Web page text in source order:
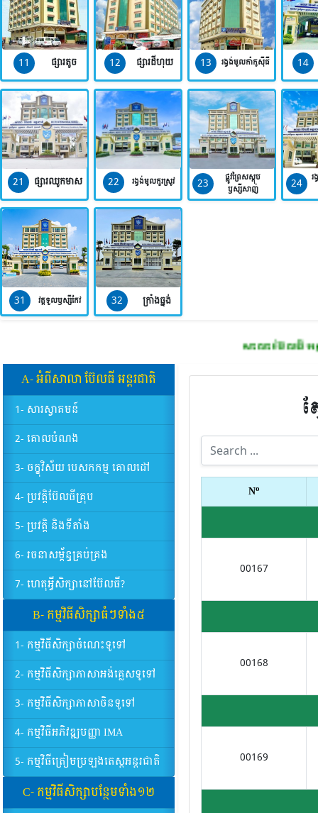
11 ផ្សារតូច 12 ផ្សារដីហុយ 13 រង្វង់មូលកាំកូស៊ីធី 14
21 ផ្សារឈូកមាស 22 រង្វង់មូលកួរស្រូវ 23
ផ្លូវព្រៃសស្តុប
ឫស្សីសាញ់
24 រ
31 វត្តទួលឫស្សីកែវ 32 ក្រាំងធ្នង់
សាលា​ ប៊ែលធី អន្តរជាតិ
A- អំពីសាលា​ ប៊ែលធី​ អន្តរជាតិ
1- សារស្វាគមន៍
2- គោលបំណង
3- ចក្ខុវិស័យ បេសកកម្ម គោលដៅ
4- ប្រវត្តិប៊ែលធីគ្រុប
5- ប្រវត្តិ និងទីតាំង
6- រចនាសម្ព័ន្ធគ្រប់គ្រង
7- ហេតុអ្វីសិក្សានៅប៊ែលធី?
B- កម្មវិធីសិក្សាធំៗទាំង៥
1- កម្មវិធីសិក្សាចំណេះទូទៅ
2- កម្មវិធីសិក្សាភាសាអង់គ្លេសទូទៅ
3- កម្មវិធីសិក្សាភាសាចិនទូទៅ
4- កម្មវិធីអភិវឌ្ឍបញ្ញា IMA
5- កម្មវិធីត្រៀមប្រឡងតេស្តអន្តរជាតិ
C- កម្មវិធីសិក្សាបន្ថែមទាំង១២
No
00167
00168
00169